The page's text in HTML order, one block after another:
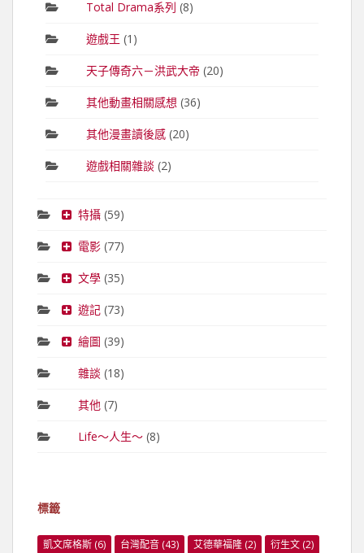
Total Drama系列 (8)
遊戲王 (1)
天子傳奇六－洪武大帝 (20)
其他動畫相關感想 (36)
其他漫畫讀後感(20)
遊戲相關雜談 (2)
特攝(59)
電影(77)
文學(35)
遊記(73)
繪圖 (39)
雜談 (18)
其他 (7)
Life～人生～(8)
標籤
凱文席格斯 (6) 台灣配音 (43) 艾德華福隆 (2) 衍生文 (2)